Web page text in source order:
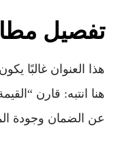
تفصيل
هذا العنوان غالبًا
هنا انتبه: قارن
عن الضمان وجودة